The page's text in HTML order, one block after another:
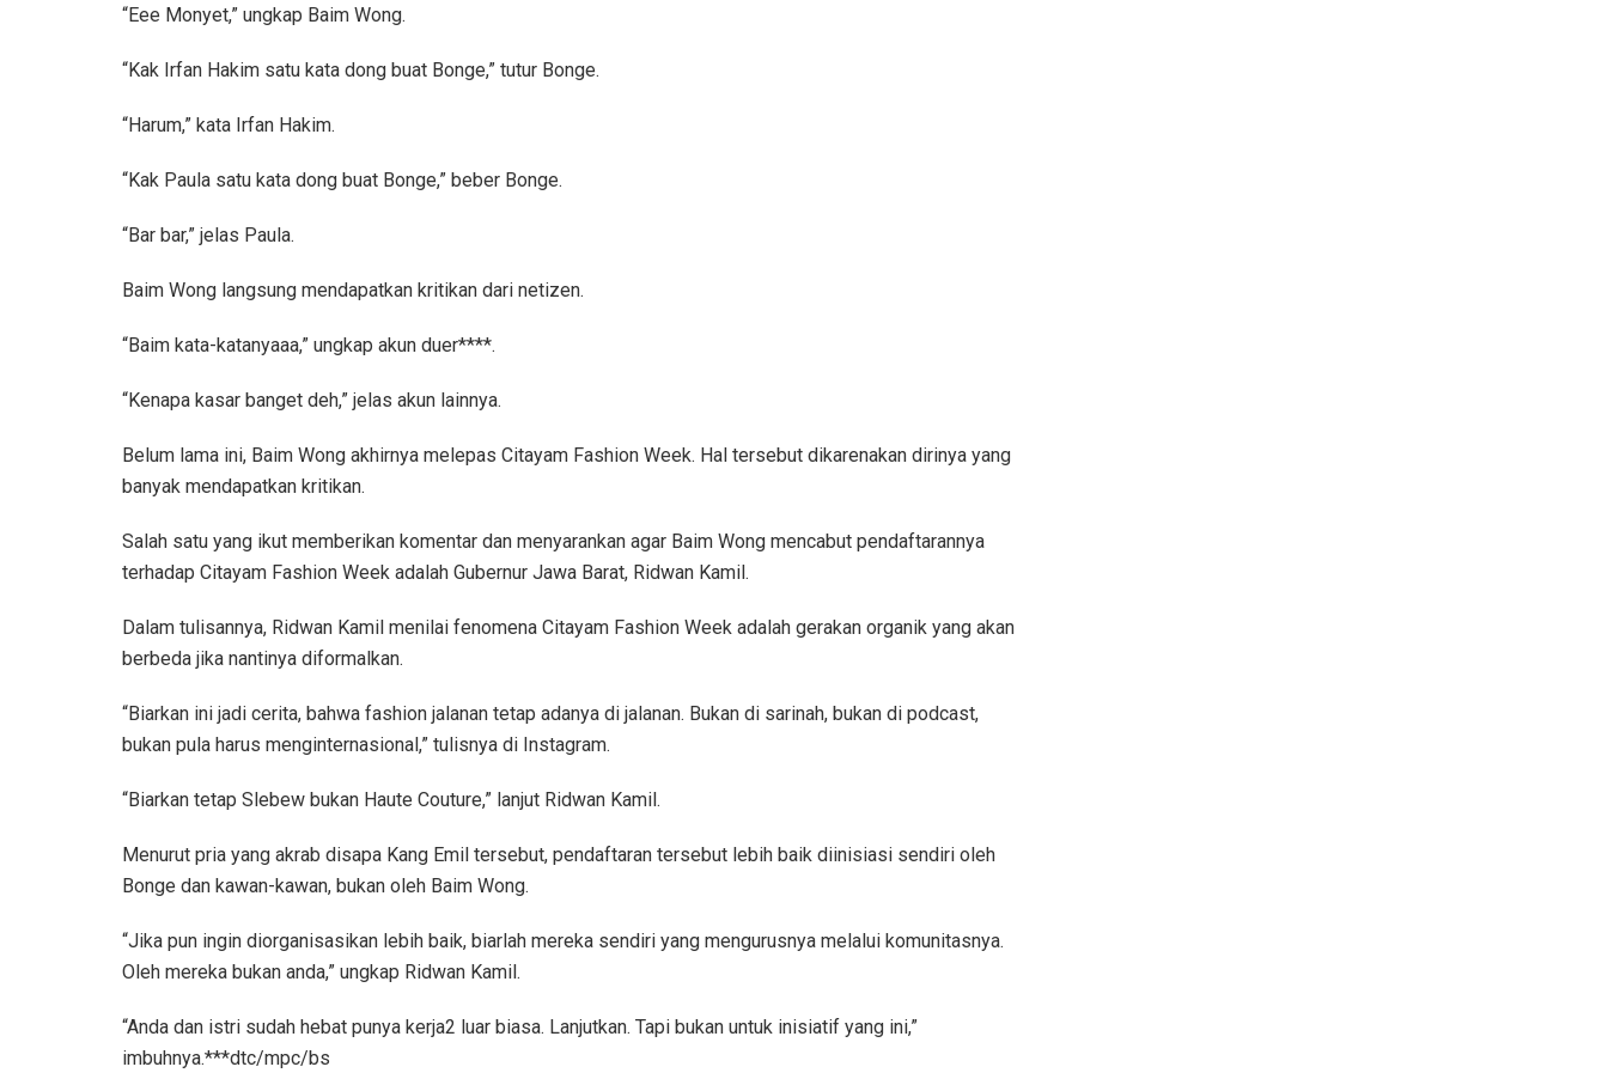
“Eee Monyet,” ungkap Baim Wong.
“Kak Irfan Hakim satu kata dong buat Bonge,” tutur Bonge.
“Harum,” kata Irfan Hakim.
“Kak Paula satu kata dong buat Bonge,” beber Bonge.
“Bar bar,” jelas Paula.
Baim Wong langsung mendapatkan kritikan dari netizen.
“Baim kata-katanyaaa,” ungkap akun duer****.
“Kenapa kasar banget deh,” jelas akun lainnya.
Belum lama ini, Baim Wong akhirnya melepas Citayam Fashion Week. Hal tersebut dikarenakan dirinya yang
banyak mendapatkan kritikan.
Salah satu yang ikut memberikan komentar dan menyarankan agar Baim Wong mencabut pendaftarannya
terhadap Citayam Fashion Week adalah Gubernur Jawa Barat, Ridwan Kamil.
Dalam tulisannya, Ridwan Kamil menilai fenomena Citayam Fashion Week adalah gerakan organik yang akan
berbeda jika nantinya diformalkan.
“Biarkan ini jadi cerita, bahwa fashion jalanan tetap adanya di jalanan. Bukan di sarinah, bukan di podcast,
bukan pula harus menginternasional,” tulisnya di Instagram.
“Biarkan tetap Slebew bukan Haute Couture,” lanjut Ridwan Kamil.
Menurut pria yang akrab disapa Kang Emil tersebut, pendaftaran tersebut lebih baik diinisiasi sendiri oleh
Bonge dan kawan-kawan, bukan oleh Baim Wong.
“Jika pun ingin diorganisasikan lebih baik, biarlah mereka sendiri yang mengurusnya melalui komunitasnya.
Oleh mereka bukan anda,” ungkap Ridwan Kamil.
“Anda dan istri sudah hebat punya kerja2 luar biasa. Lanjutkan. Tapi bukan untuk inisiatif yang ini,”
imbuhnya.***dtc/mpc/bs